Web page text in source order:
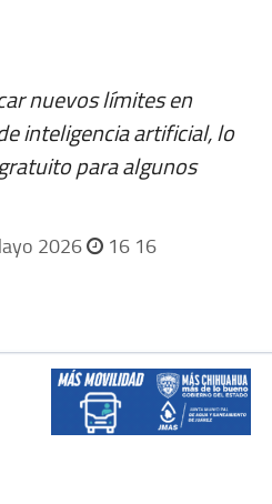
nuevos límites en
inteligencia artificial, lo
para algunos
2026 16 16